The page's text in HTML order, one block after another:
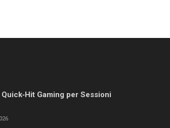
Gaming per Sessioni